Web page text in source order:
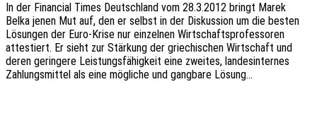
In der Finan­cial Times Deutsch­land vom 28.3.2012 bringt Marek
Belka jenen Mut auf, den er selbst in der Diskus­si­on um die besten
Lösun­gen der Euro-Krise nur einzel­nen Wirt­schafts­pro­fes­so­ren
attes­tiert. Er sieht zur Stär­kung der grie­chi­schen Wirt­schaft und
deren gerin­ge­re Leis­tungs­fä­hig­keit eine zwei­tes, landes­in­ter­nes
Zahlungs­mit­tel als eine mögli­che und gang­ba­re Lösung…